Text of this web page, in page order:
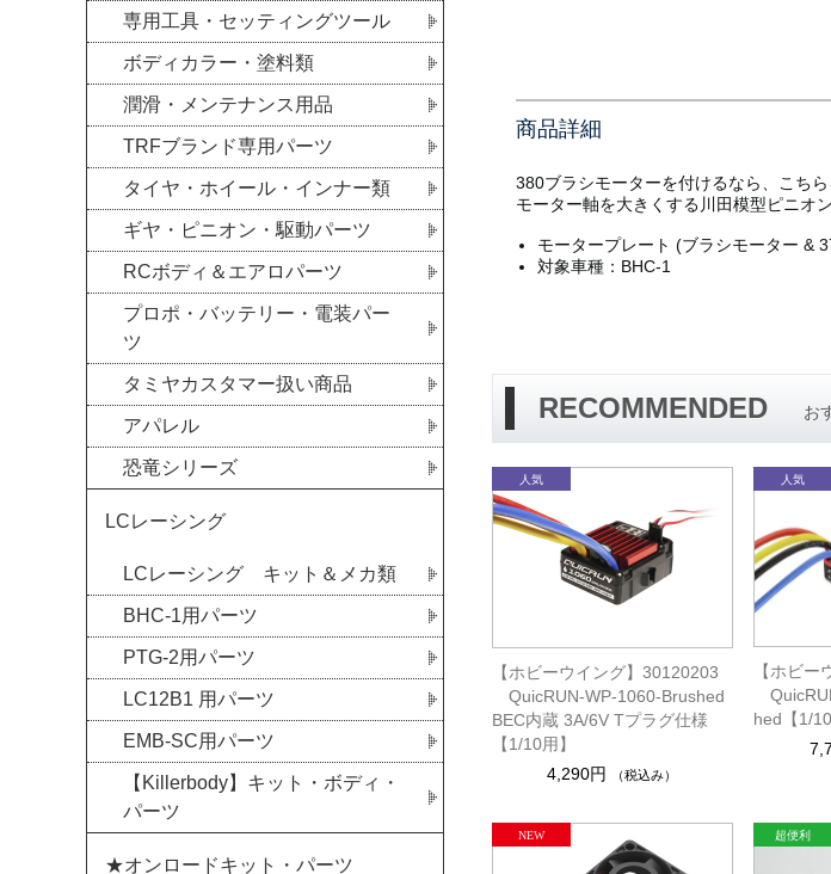
商品詳細
380ブラシモーターを付けるなら、こち
モーター軸を大きくする川田模型ピニオ
モータープレート (ブラシモーター &
対象車種：BHC-1
RECOMMENDED お
【ホビーウイング】30120203
QuicRUN-WP-1060-Brushed
BEC内蔵 3A/6V Tプラグ仕様
【1/10用】
4,290円
（税込み）
【ホビ
hed【1/10
専用工具・セッティングツール
ボディカラー・塗料類
潤滑・メンテナンス用品
TRFブランド専用パーツ
タイヤ・ホイール・インナー類
ギヤ・ピニオン・駆動パーツ
RCボディ＆エアロパーツ
プロポ・バッテリー・電装パー
ツ
タミヤカスタマー扱い商品
アパレル
恐竜シリーズ
LCレーシング
LCレーシング キット＆メカ類
BHC-1用パーツ
PTG-2用パーツ
LC12B1 用パーツ
EMB-SC用パーツ
【Killerbody】キット・ボディ・
パーツ
★オンロードキット・パーツ